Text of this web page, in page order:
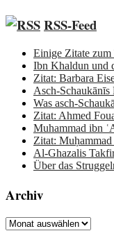
RSS-Feed
Einige Zitate zum
Ibn Khaldun und
Zitat: Barbara
Asch-Schaukānīs
Was asch-
Zitat: Ahmed
Muhammad ibn
Zitat: Muḥammad
Al-Ghazalis
Über das
Archiv
Archiv